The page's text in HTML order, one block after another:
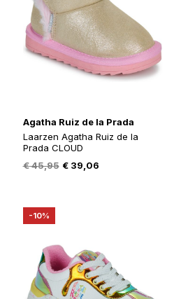
Agatha Ruiz de la Prada
Laarzen Agatha Ruiz de la
Prada CLOUD
€45,95 Oorspronkelijke
€39,06Huidige
-10%